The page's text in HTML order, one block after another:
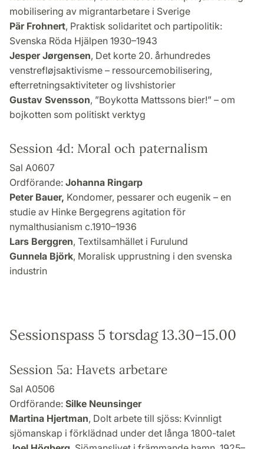
mobilisering av migrantarbetare i Sverige
Pär Frohnert, Praktisk solidaritet och partipolitik:
Svenska Röda Hjälpen 1930–1943
Jesper Jørgensen, Det korte 20. århundredes
venstrefløjsaktivisme – ressourcemobilisering,
efterretningsaktiviteter og livshistorier
Gustav Svensson, ”Boykotta Mattssons bier!” – om
bojkotten som politiskt verktyg
Session 4d: Moral och paternalism
Sal A0607
Ordförande: Johanna Ringarp
Peter Bauer, Kondomer, pessarer och eugenik – en
studie av Hinke Bergegrens agitation för
nymalthusianism c.1910–1936
Lars Berggren, Textilsamhället i Furulund
Gunnela Björk, Moralisk upprustning i den svenska
industrin
Sessionspass 5 torsdag 13.30–15.00
Session 5a: Havets arbetare
Sal A0506
Ordförande: Silke Neunsinger
Martina Hjertman, Dolt arbete till sjöss: Kvinnligt
sjömanskap i förklädnad under det långa 1800-talet